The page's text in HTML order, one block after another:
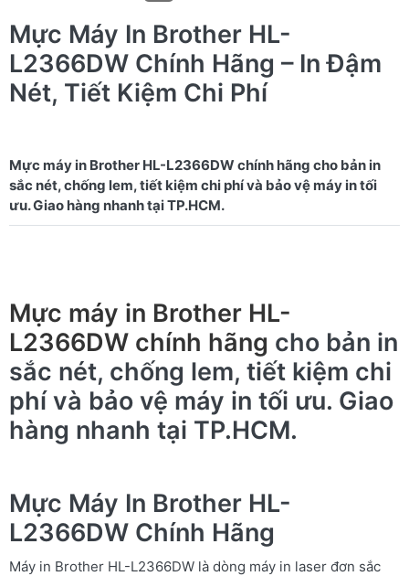
Mực Máy In Brother HL-
L2366DW Chính Hãng – In Đậm
Nét, Tiết Kiệm Chi Phí
Mực máy in Brother HL-L2366DW chính hãng cho bản in
sắc nét, chống lem, tiết kiệm chi phí và bảo vệ máy in tối
Mực máy in Brother HL-
L2366DW chính hãng cho bản in
sắc nét, chống lem, tiết kiệm chi
phí và bảo vệ máy in tối ưu. Giao
hàng nhanh tại TP.HCM.
Mực Máy In Brother HL-
L2366DW Chính Hãng
Máy in Brother HL-L2366DW là dòng máy in laser đơn sắc